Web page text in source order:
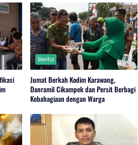
Berita
Jumat Berkah Kodim Karawang,
Danramil Cikampek dan Persit Berbagi
Kebahagiaan dengan Warga